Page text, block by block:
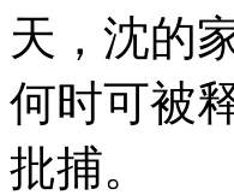
天，沈的
何时可被
批捕。